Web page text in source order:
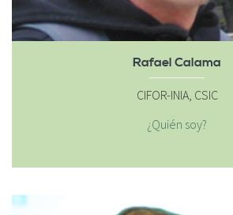
Rafael Calama
CIFOR-INIA, CSIC
¿Quién soy?